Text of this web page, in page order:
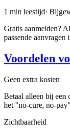
1 min leestijd·
Gratis aanmelden?
passende
Voordelen
Geen extra kosten
Betaal alleen bij
het "no-cure, no-
Zichtbaarheid